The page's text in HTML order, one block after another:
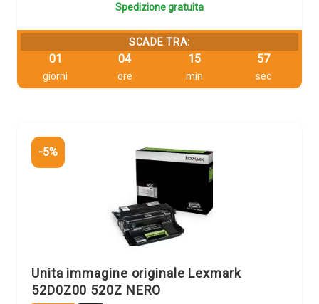
Spedizione gratuita
SCADE TRA:
01
giorni
04
ore
15
min
57
sec
-5%
Unita immagine originale Lexmark
52D0Z00 520Z NERO